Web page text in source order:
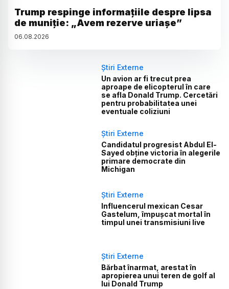
Trump respinge informațiile despre lipsa
de muniție: „Avem rezerve uriașe”
06.08.2026
Știri Externe
Un avion ar fi trecut prea
aproape de elicopterul în care
se afla Donald Trump. Cercetări
pentru probabilitatea unei
eventuale coliziuni
Știri Externe
Candidatul progresist Abdul El-
Sayed obține victoria în alegerile
primare democrate din
Michigan
Știri Externe
Influencerul mexican Cesar
Gastelum, împușcat mortal în
timpul unei transmisiuni live
Știri Externe
Bărbat înarmat, arestat în
apropierea unui teren de golf al
lui Donald Trump